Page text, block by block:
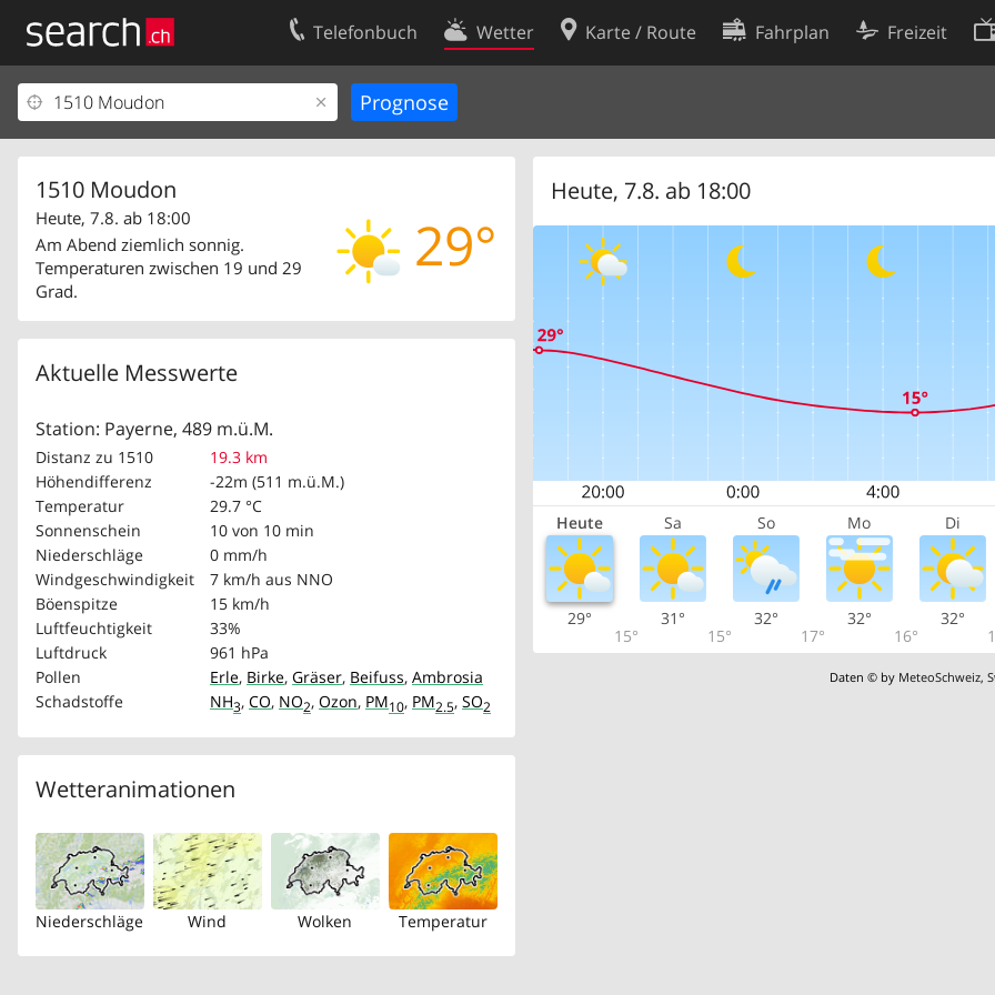
Telefonbuch Wetter Karte / Route Fahrplan Freizeit
1510 Moudon
29°
Heute, 7.8. ab 18:00
Am Abend ziemlich sonnig.
Temperaturen zwischen 19 und 29
Grad.
Aktuelle Messwerte
Station: Payerne, 489 m.ü.M.
Distanz zu 1510
19.3 km
Höhendifferenz
-22m (511 m.ü.M.)
Temperatur
29.7 °C
Sonnenschein
10 von 10 min
Niederschläge
0 mm/h
Windgeschwindigkeit
7 km/h aus NNO
Böenspitze
15 km/h
Luftfeuchtigkeit
33%
Luftdruck
961 hPa
Pollen
Erle, Birke, Gräser, Beifuss, Ambrosia
Schadstoffe
NH3, CO, NO2, Ozon, PM10, PM2.5, SO2
Wetteranimationen
Niederschläge Wind Wolken Temperatur
Heute, 7.8. ab 18:00
Heute Sa So Mo Di
29°
15°
31°
15°
32°
17°
32°
16°
32°
Daten © by MeteoSchweiz,
Ihr Eintrag
Kundencenter Geschäftskunden
Kontakt
Nutzungsbedingungen
Cookie-Einstellungen